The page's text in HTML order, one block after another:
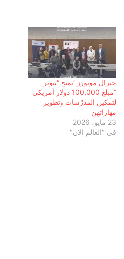
جنرال موتورز ‘تمنح “تنوير
“مبلغ 100,000 دولار أمريكي
لتمكين المدرِّسات وتطوير
مهاراتهن
23 مايو، 2026
في "العالم الان"